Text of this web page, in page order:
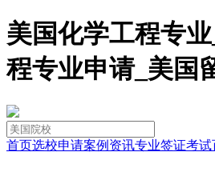
美国化学工程专
程专业申请_美国
首页选校申请案例 资讯专业签证考试